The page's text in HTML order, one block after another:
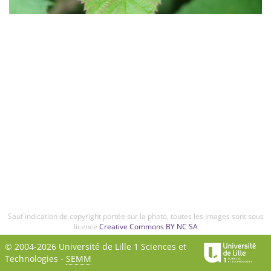
Sauf indication de copyright portée sur la photo, toutes les images sont sous
licence Creative Commons BY NC SA
© 2004-2026 Université de Lille 1 Sciences et
Technologies - SEMM